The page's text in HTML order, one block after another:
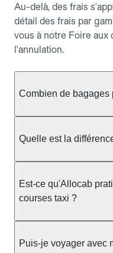
Au-delà, des frais
détail des frais par
vous à notre Foire
l'annulation.
Combien de bagages
taxi berline accueille
ou nombreux,
au chauffeur" lors de
pas impacté par le
Quelle est la
prendre en charge
station ou sur
réservation et propose
l'avance. Chez
Est-ce qu'Allocab
courses taxi ?
réglementation
Puis-je voyager avec